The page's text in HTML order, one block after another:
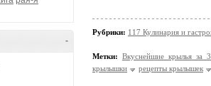
-
Рубрики: 117 Кулинария и
Метки: Вкуснейшие крылья за
крылышки
рецепты крылышек